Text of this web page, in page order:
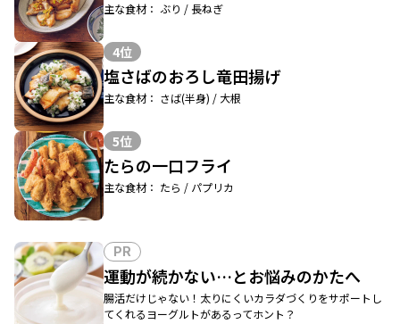
主な食材： ぶり / 長ねぎ
4位
塩さばのおろし竜田揚げ
主な食材： さば(半身) / 大根
5位
たらの一口フライ
主な食材： たら / パプリカ
PR
運動が続かない…とお悩みのかたへ
腸活だけじゃない！太りにくいカラダづくりをサポートし
てくれるヨーグルトがあるってホント？